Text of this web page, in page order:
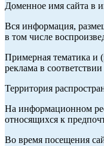
Доменное имя сайта в
Вся информация,
в том числе
Примерная тематика и
реклама в
Территория
На информационном
относящихся к
Во время посещения